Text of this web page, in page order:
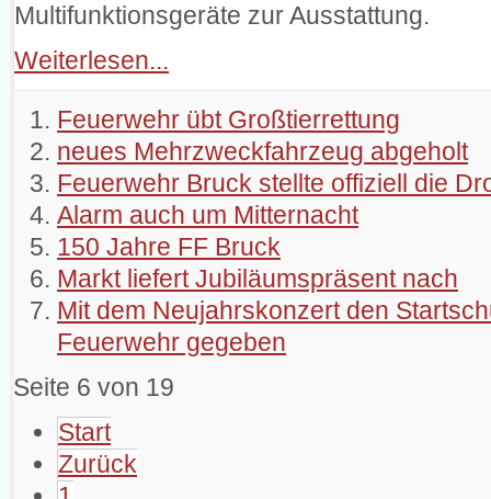
Multifunktionsgeräte zur Ausstattung.
Weiterlesen...
Feuerwehr übt Großtierrettung
neues Mehrzweckfahrzeug abgeholt
Feuerwehr Bruck stellte offiziell die
Alarm auch um Mitternacht
150 Jahre FF Bruck
Markt liefert Jubiläumspräsent nach
Mit dem Neujahrskonzert den
Feuerwehr gegeben
Seite 6 von 19
Start
Zurück